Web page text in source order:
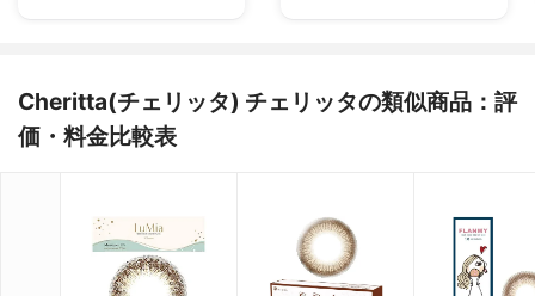
Cheritta(チェリッタ) チェリッタの類似商品：評
価・料金比較表